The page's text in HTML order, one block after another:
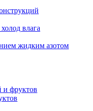
влага
жидким азотом
и фруктов